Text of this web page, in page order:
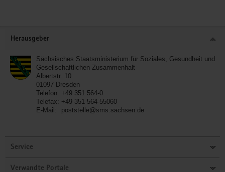
Herausgeber
Sächsisches Staatsministerium für Soziales, Gesundheit und
Gesellschaftlichen Zusammenhalt
Albertstr. 10
01097 Dresden
Telefon: +49 351 564-0
Telefax: +49 351 564-55060
E-Mail:
poststelle@sms.sachsen.de
Service
Verwandte Portale